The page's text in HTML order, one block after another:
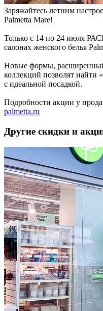
Заряжайтесь летним
Palmetta Mare!
Только с 14 по 24 июля
салонах женского белья
Новые формы,
коллекций позволят найти
с идеальной посадкой.
Подробности акции у
palmetta.ru
Другие скидки и